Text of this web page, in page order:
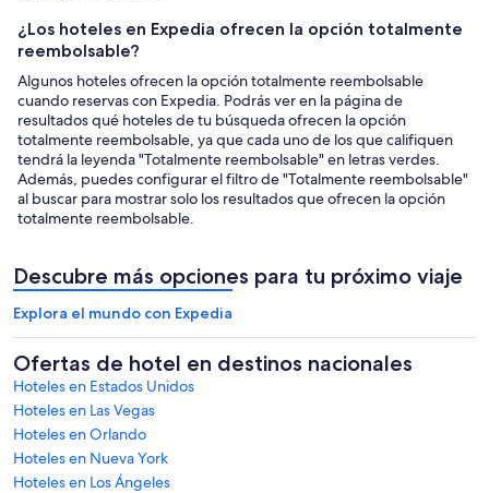
¿Los hoteles en Expedia ofrecen la opción totalmente
reembolsable?
Algunos hoteles ofrecen la opción totalmente reembolsable
cuando reservas con Expedia. Podrás ver en la página de
resultados qué hoteles de tu búsqueda ofrecen la opción
totalmente reembolsable, ya que cada uno de los que califiquen
tendrá la leyenda "Totalmente reembolsable" en letras verdes.
Además, puedes configurar el filtro de "Totalmente reembolsable"
al buscar para mostrar solo los resultados que ofrecen la opción
totalmente reembolsable.
Descubre más opciones para tu próximo viaje
Explora el mundo con Expedia
Ofertas de hotel en destinos nacionales
Hoteles en Estados Unidos
Hoteles en Las Vegas
Hoteles en Orlando
Hoteles en Nueva York
Hoteles en Los Ángeles